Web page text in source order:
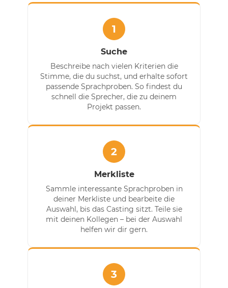
1
Suche
Beschreibe nach vielen Kriterien die
Stimme, die du suchst, und erhalte sofort
passende Sprachproben. So findest du
schnell die Sprecher, die zu deinem
Projekt passen.
2
Merkliste
Sammle interessante Sprachproben in
deiner Merkliste und bearbeite die
Auswahl, bis das Casting sitzt. Teile sie
mit deinen Kollegen – bei der Auswahl
helfen wir dir gern.
3